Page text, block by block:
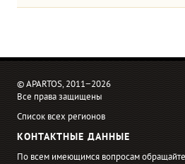
© APARTOS, 2011−2026
Все права защищены
Список всех регионов
КОНТАКТНЫЕ ДАННЫЕ
По всем имеющимся вопросам